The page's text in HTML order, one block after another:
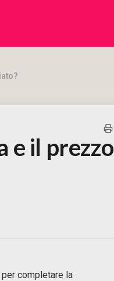
e il prezzo
completare la